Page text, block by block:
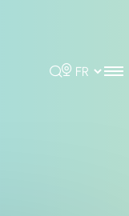
Rechercher
Choisir la